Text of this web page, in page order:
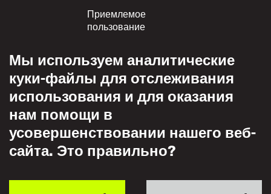
Приемлемое
пользование
конфиденциальности
Политика взаимного
уважения
Мы используем аналитические
куки-файлы для отслеживания
использования и для оказания
нам помощи в
усовершенствовании нашего веб-
сайта. Это правильно?